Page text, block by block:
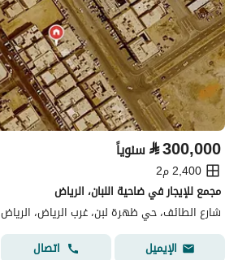
⃁300,000 سنوياً
2,400 م2
مجمع للإيجار في ضاحية اللبان، الرياض
شارع الطائف، حي ظهرة لبن، غرب الرياض، الرياض
الإيميل
اتصال